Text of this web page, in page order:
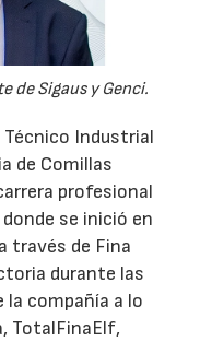
de Sigaus y Genci.
Técnico Industrial
de Comillas
profesional
se inició en
través de Fina
durante las
la compañía a lo
TotalFinaElf,